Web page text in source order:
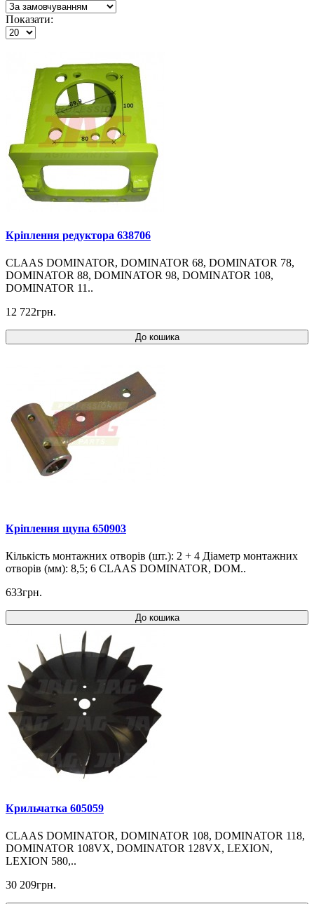
Показати:
Кріплення редуктора 638706
CLAAS DOMINATOR, DOMINATOR 68, DOMINATOR 78,
DOMINATOR 88, DOMINATOR 98, DOMINATOR 108,
DOMINATOR 11..
12 722грн.
До кошика
Кріплення щупа 650903
Кількість монтажних отворів (шт.): 2 + 4 Діаметр монтажних
отворів (мм): 8,5; 6 CLAAS DOMINATOR, DOM..
633грн.
До кошика
Крильчатка 605059
CLAAS DOMINATOR, DOMINATOR 108, DOMINATOR 118,
DOMINATOR 108VX, DOMINATOR 128VX, LEXION,
LEXION 580,..
30 209грн.